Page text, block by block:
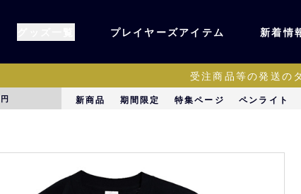
オーセンティック
ユニ
アパレル キッ
プレイヤーズアイテム 新着情
受注商品等の発送の
円 新商品 期間限定 特集ページ ペンライト